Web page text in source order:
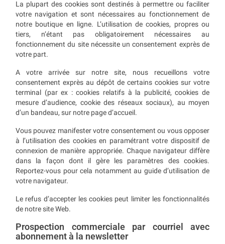
La plupart des cookies sont destinés à permettre ou faciliter
votre navigation et sont nécessaires au fonctionnement de
notre boutique en ligne. L’utilisation de cookies, propres ou
tiers, n’étant pas obligatoirement nécessaires au
fonctionnement du site nécessite un consentement exprès de
votre part.
A votre arrivée sur notre site, nous recueillons votre
consentement exprès au dépôt de certains cookies sur votre
terminal (par ex : cookies relatifs à la publicité, cookies de
mesure d’audience, cookie des réseaux sociaux), au moyen
d’un bandeau, sur notre page d’accueil.
Vous pouvez manifester votre consentement ou vous opposer
à l’utilisation des cookies en paramétrant votre dispositif de
connexion de manière appropriée. Chaque navigateur diffère
dans la façon dont il gère les paramètres des cookies.
Reportez-vous pour cela notamment au guide d’utilisation de
votre navigateur.
Le refus d’accepter les cookies peut limiter les fonctionnalités
de notre site Web.
Prospection commerciale par courriel avec
abonnement à la newsletter